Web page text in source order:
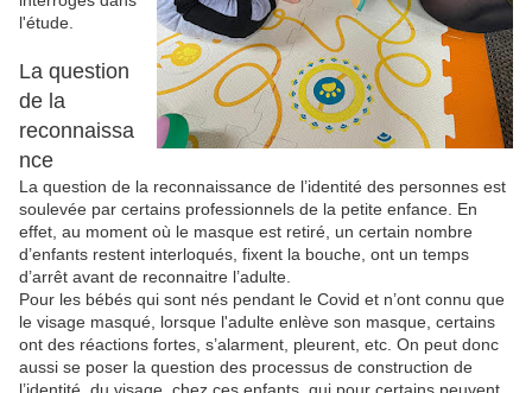
l'étude.
La question
de la
reconnaissa
nce
La question de la reconnaissance de l’identité des personnes est
soulevée par certains professionnels de la petite enfance. En
effet, au moment où le masque est retiré, un certain nombre
d’enfants restent interloqués, fixent la bouche, ont un temps
d’arrêt avant de reconnaitre l’adulte.
Pour les bébés qui sont nés pendant le Covid et n’ont connu que
le visage masqué, lorsque l'adulte enlève son masque, certains
ont des réactions fortes, s’alarment, pleurent, etc. On peut donc
aussi se poser la question des processus de construction de